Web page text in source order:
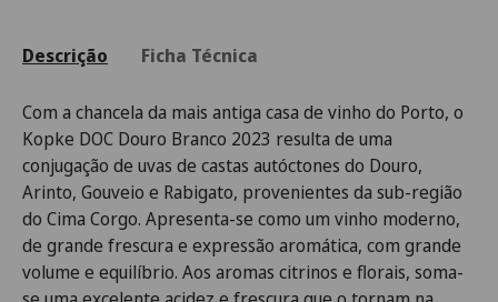
Descrição Ficha Técnica
Com a chancela da mais antiga casa de vinho do Porto, o
Kopke DOC Douro Branco 2023 resulta de uma
conjugação de uvas de castas autóctones do Douro,
Arinto, Gouveio e Rabigato, provenientes da sub-região
do Cima Corgo. Apresenta-se como um vinho moderno,
de grande frescura e expressão aromática, com grande
volume e equilíbrio. Aos aromas citrinos e florais, soma-